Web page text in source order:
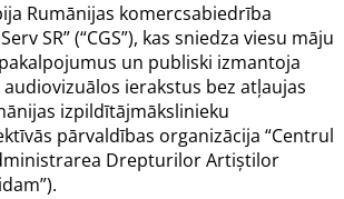
Rumānijas komercsabiedrība
SR” (“CGS”), kas sniedza viesu māju
un publiski izmantoja
ierakstus bez atļaujas
izpildītājmākslinieku
pārvaldības organizācija “Centrul
Drepturilor Artiștilor